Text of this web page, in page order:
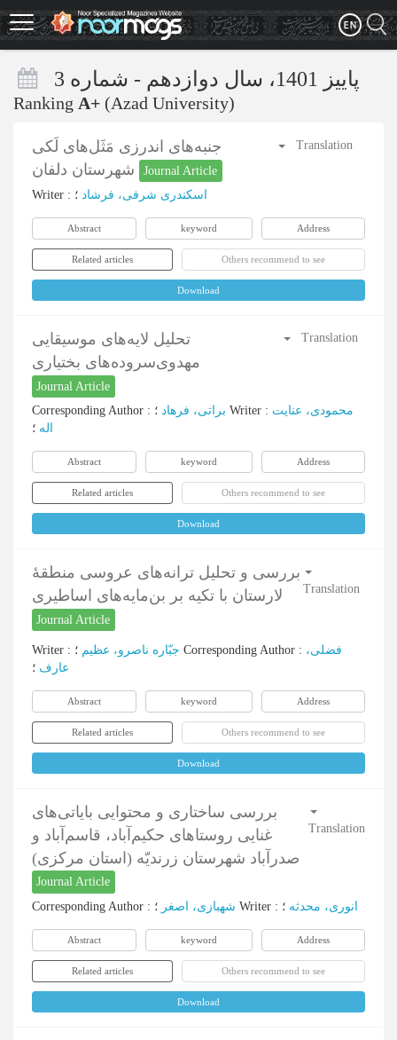
Skip
to
main
Ranking A+ (Azad University)
جنبه‌های اندرزی مَثَل‌های لَکی
Journal Article
Translation
Writer : اسکندری شرفی، فرشاد ؛
Abstract keyword Address
Related articles Others recommend to see
Download
تحلیل لایه‌های موسیقایی
مهدوی‌سروده‌های بختیاری
Journal Article
Translation
Corresponding Author : براتی، فرهاد Writer : محمودی، عنایت
اله ؛
Abstract keyword Address
Related articles Others recommend to see
Download
بررسی و تحلیل ترانه‌های عروسی منطقۀ
لارستان با تکیه بر بن‌مایه‌های اساطیری
Journal Article
Translation
Writer : جبّاره ناصرو، عظیم Corresponding Author : فضلی،
عارف ؛
Abstract keyword Address
Related articles Others recommend to see
Download
بررسی ساختاری و محتوایی بایاتی‌های
غنایی روستاهای حکیم‌آباد، قاسم‌آباد و
صدرآباد شهرستان زرندیّه (استان مرکزی)
Journal Article
Translation
Corresponding Author : شهبازی، اصغر Writer : انوری، محدثه ؛
Abstract keyword Address
Related articles Others recommend to see
Download